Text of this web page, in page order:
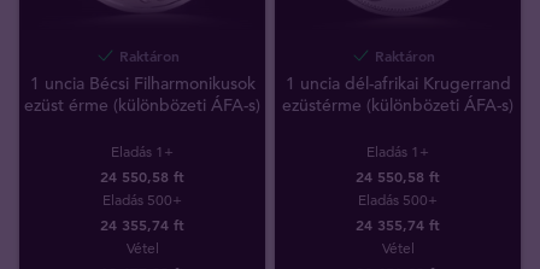
Raktáron
1 uncia Bécsi Filharmonikusok
ezüst érme (különbözeti ÁFA-s)
Eladás 1+
24 550,58 ft
Eladás 500+
24 355,74 ft
Vétel
Raktáron
1 uncia dél-afrikai Krugerrand
ezüstérme (különbözeti ÁFA-s)
Eladás 1+
24 550,58 ft
Eladás 500+
24 355,74 ft
Vétel